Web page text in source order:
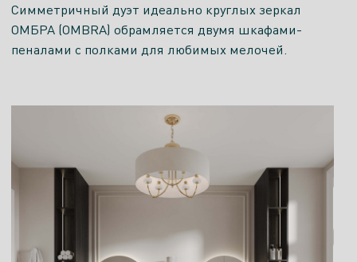
Симметричный дуэт идеально круглых зеркал
ОМБРА (OMBRA) обрамляется двумя шкафами-
пеналами с полками для любимых мелочей.